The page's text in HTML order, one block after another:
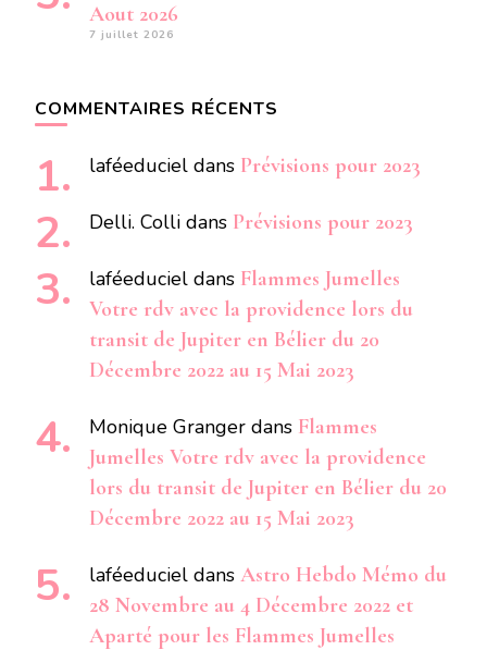
Aout 2026
7 juillet 2026
COMMENTAIRES RÉCENTS
laféeduciel dans Prévisions pour 2023
Delli. Colli dans Prévisions pour 2023
laféeduciel dans Flammes Jumelles
Votre rdv avec la providence lors du
transit de Jupiter en Bélier du 20
Décembre 2022 au 15 Mai 2023
Monique Granger dans Flammes
Jumelles Votre rdv avec la providence
lors du transit de Jupiter en Bélier du 20
Décembre 2022 au 15 Mai 2023
laféeduciel dans Astro Hebdo Mémo du
28 Novembre au 4 Décembre 2022 et
Aparté pour les Flammes Jumelles